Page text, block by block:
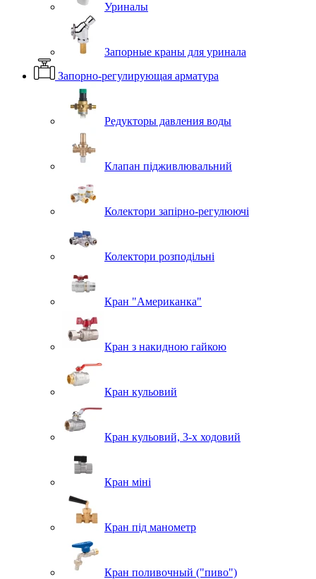
Уриналы
Запорные краны для уринала
Запорно-регулирующая арматура
Редукторы давления воды
Клапан підживлювальний
Колектори запірно-регулюючі
Колектори розподільні
Кран "Американка"
Кран з накидною гайкою
Кран кульовий
Кран кульовий, 3-х ходовий
Кран міні
Кран під манометр
Кран поливочный ("пиво")